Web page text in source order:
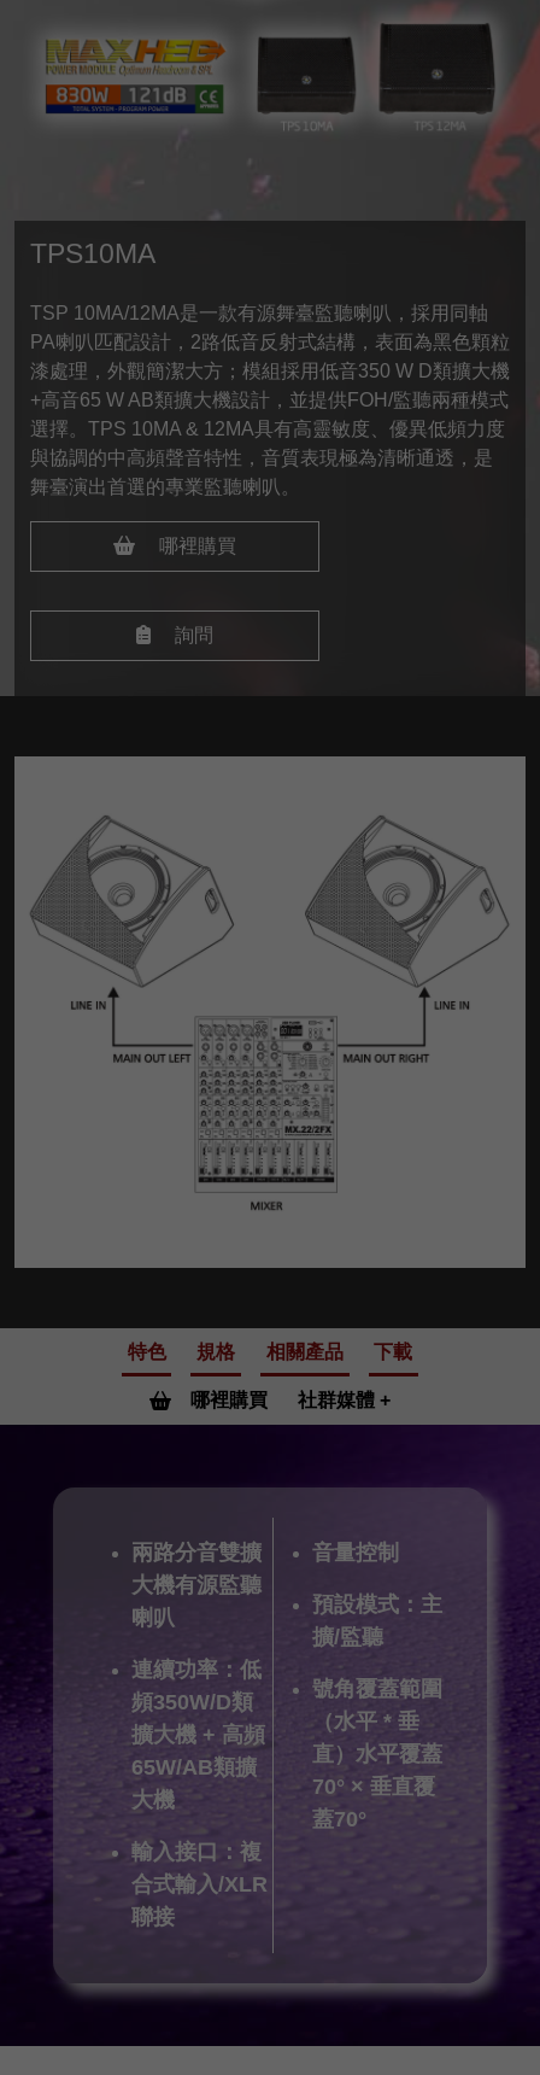
TPS10MA
TSP 10MA/12MA是一款有源舞臺監聽喇叭，採用同軸
PA喇叭匹配設計，2路低音反射式結構，表面為黑色顆粒
漆處理，外觀簡潔大方；模組採用低音350 W D類擴大機
+高音65 W AB類擴大機設計，並提供FOH/監聽兩種模式
選擇。TPS 10MA & 12MA具有高靈敏度、優異低頻力度
與協調的中高頻聲音特性，音質表現極為清晰通透，是
舞臺演出首選的專業監聽喇叭。
哪裡購買
詢問
特色 規格 相關產品 下載
哪裡購買 社群媒體
兩路分音雙擴
大機有源監聽
喇叭
連續功率：低
頻350W/D類
擴大機 + 高頻
65W/AB類擴
大機
輸入接口：複
合式輸入/XLR
聯接
音量控制
預設模式：主
擴/監聽
號角覆蓋範圍
（水平 * 垂
直）水平覆蓋
70° × 垂直覆
蓋70°